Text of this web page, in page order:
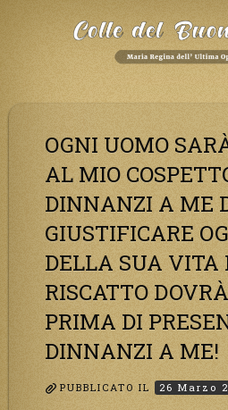
OGNI UOMO
AL MIO
DINNANZI A ME
GIUSTIFICARE
DELLA SUA VITA
RISCATTO
PRIMA DI
DINNANZI A ME!
PUBBLICATO IL 26 Marzo